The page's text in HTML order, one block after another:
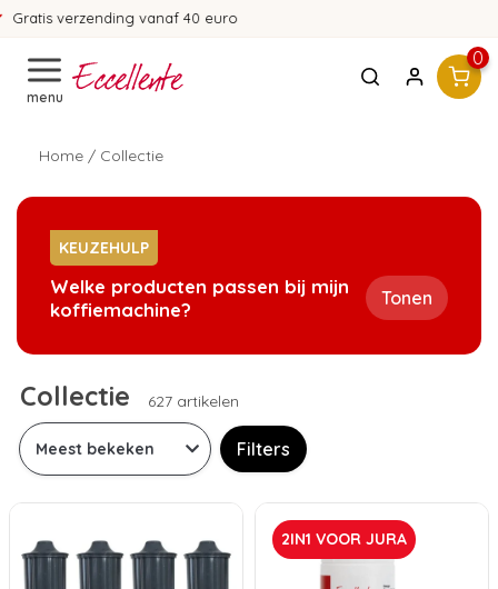
365 dagen bedenktijd!
menu
0
Home / Collectie
KEUZEHULP
Welke producten passen bij mijn
koffiemachine?
Tonen
Collectie 627 artikelen
Filters
2IN1 VOOR JURA